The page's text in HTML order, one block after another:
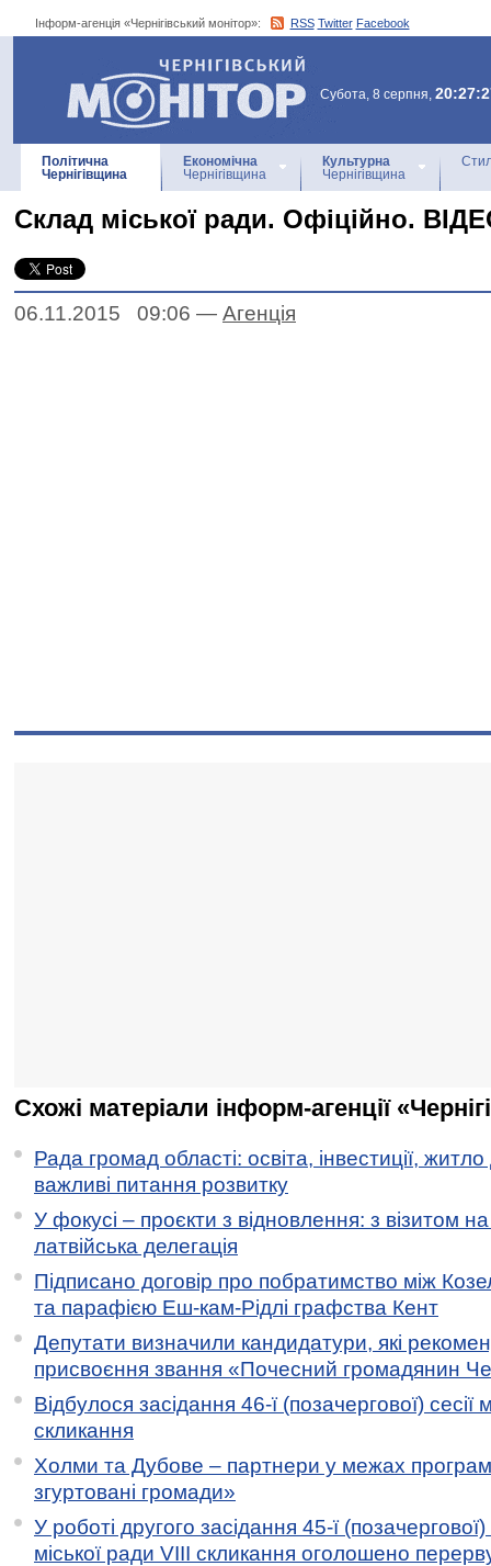
Інформ-агенція «Чернігівський монітор»: RSS Twitter Facebook
Інформ-агенція
«Чернігівський монітор»
Субота, 8 серпня,
Політична
Чернігівщина
Економічна
Чернігівщина
Культурна
Чернігівщина
Склад міської ради. Офіційно.
06.11.2015 09:06 — Агенцiя
Схожі матеріали інформ-агенції
Рада громад області: освіта, інвестиції,
важливі питання розвитку
У фокусі – проєкти з відновлення: з візитом
латвійська делегація
Підписано договір про побратимство між
та парафією Еш-кам-Рідлі графства Кент
Депутати визначили кандидатури, які
присвоєння звання «Почесний громадянин
Відбулося засідання 46-ї (позачергової) сесії
скликання
Холми та Дубове – партнери у межах
згуртовані громади»
У роботі другого засідання 45-ї (позачергової)
міської ради VIII скликання оголошено